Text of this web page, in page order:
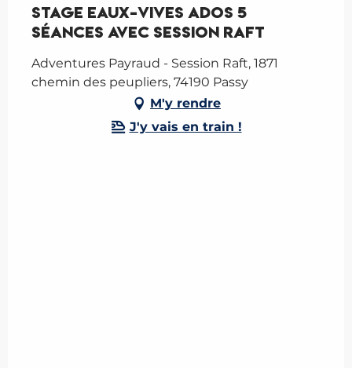
Stage eaux-vives Ados 5
séances avec Session Raft
Adventures Payraud - Session Raft, 1871
chemin des peupliers, 74190 Passy
M'y rendre
J'y vais en train !